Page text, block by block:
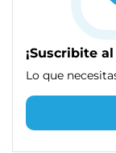
¡Suscribite
Lo que